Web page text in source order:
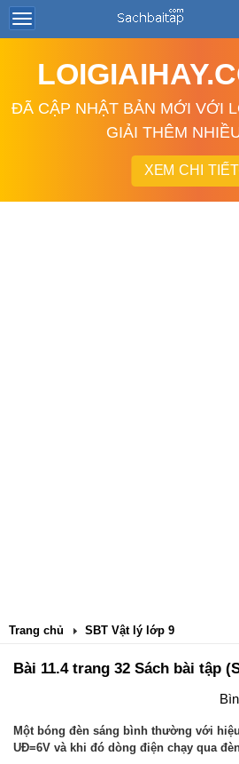
ĐÃ CẬP NHẬT BẢN MỚI VỚI
GIẢI THÊM
XEM CHI TIẾT
Trang chủ SBT Vật lý lớp 9
Bài 11.4 trang 32 Sách bài tập
Một bóng đèn sáng bình thường với
UĐ=6V và khi đó dòng điện chạy qua